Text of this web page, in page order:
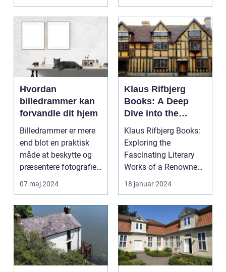
Hvordan
billedrammer kan
forvandle dit hjem
Billedrammer er mere
end blot en praktisk
måde at beskytte og
præsentere fotografier
og kunstværker ...
07 maj 2024
Klaus Rifbjerg
Books: A Deep
Dive into the
Literary World of
Klaus Rifbjerg
Klaus Rifbjerg Books:
Exploring the
Fascinating Literary
Works of a Renowned
Author Introduction:
K...
18 januar 2024